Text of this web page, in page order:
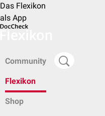
Das Flexikon
als App
Community
Flexikon
Shop